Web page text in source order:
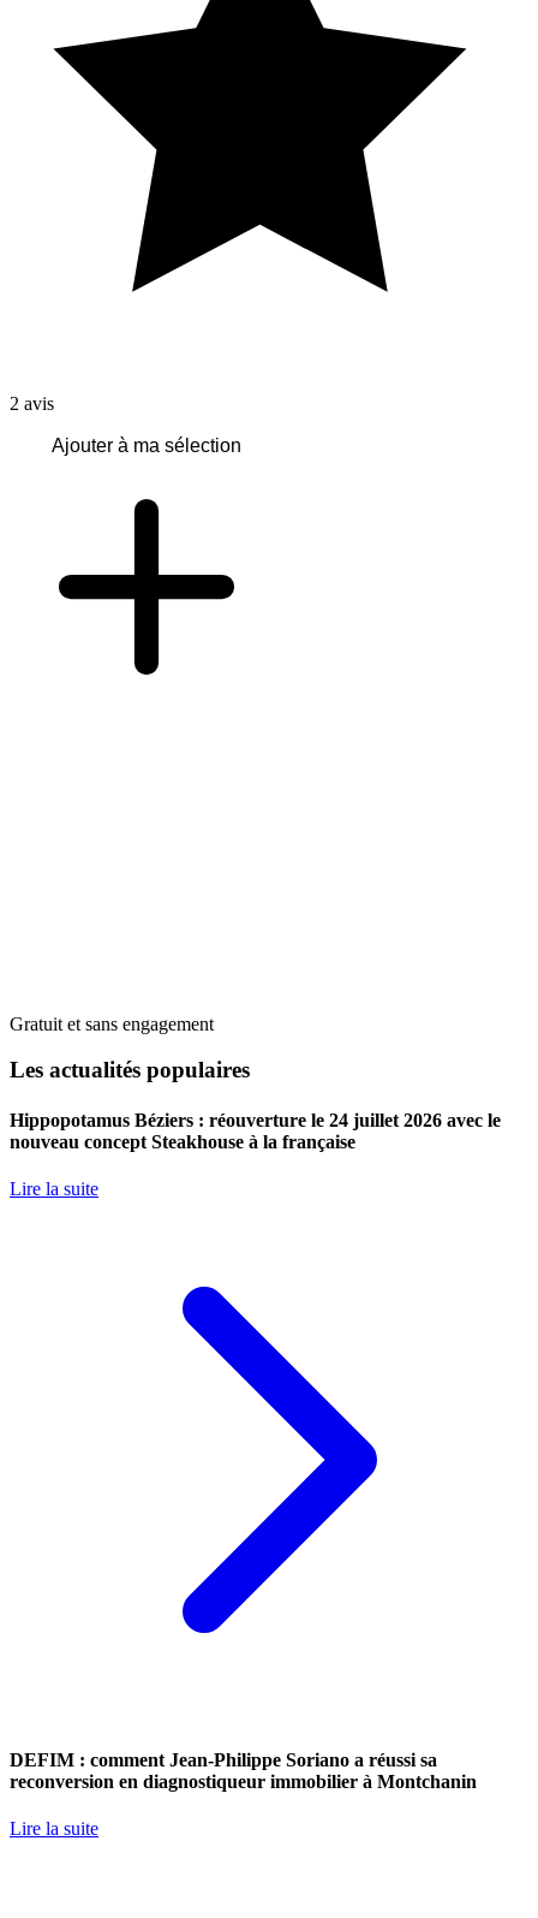
2 avis
Ajouter à ma sélection
Gratuit et sans engagement
Les actualités populaires
Hippopotamus Béziers : réouverture le 24 juillet 2026 avec le
nouveau concept Steakhouse à la française
Lire la suite
DEFIM : comment Jean-Philippe Soriano a réussi sa
reconversion en diagnostiqueur immobilier à Montchanin
Lire la suite